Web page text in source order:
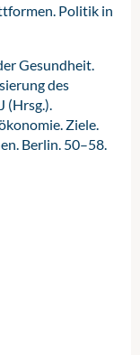
Politik in
Gesundheit.
des
(Hrsg.).
Ziele.
Berlin. 50–58.